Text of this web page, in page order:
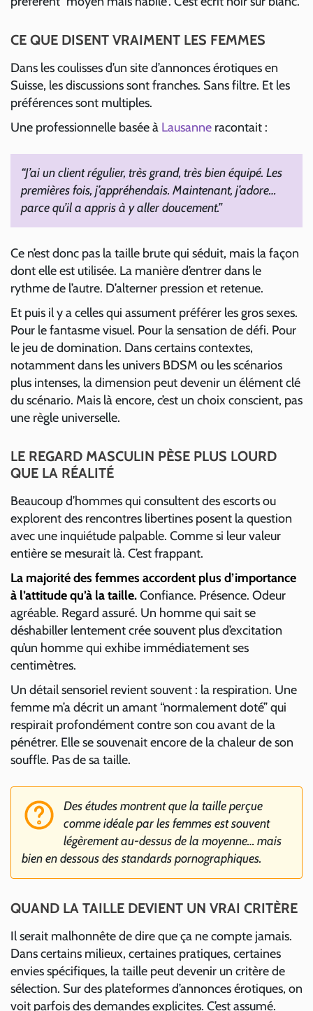
CE QUE DISENT VRAIMENT LES FEMMES
Dans les coulisses d’un site d’annonces érotiques en
Suisse, les discussions sont franches. Sans filtre. Et les
préférences sont multiples.
Une professionnelle basée à Lausanne racontait :
“J’ai un client régulier, très grand, très bien équipé. Les
premières fois, j’appréhendais. Maintenant, j’adore…
parce qu’il a appris à y aller doucement.”
Ce n’est donc pas la taille brute qui séduit, mais la façon
dont elle est utilisée. La manière d’entrer dans le
rythme de l’autre. D’alterner pression et retenue.
Et puis il y a celles qui assument préférer les gros sexes.
Pour le fantasme visuel. Pour la sensation de défi. Pour
le jeu de domination. Dans certains contextes,
notamment dans les univers BDSM ou les scénarios
plus intenses, la dimension peut devenir un élément clé
du scénario. Mais là encore, c’est un choix conscient, pas
une règle universelle.
LE REGARD MASCULIN PÈSE PLUS LOURD
QUE LA RÉALITÉ
Beaucoup d’hommes qui consultent des escorts ou
explorent des rencontres libertines posent la question
avec une inquiétude palpable. Comme si leur valeur
entière se mesurait là. C’est frappant.
La majorité des femmes accordent plus d’importance
à l’attitude qu’à la taille.Confiance. Présence. Odeur
agréable. Regard assuré. Un homme qui sait se
déshabiller lentement crée souvent plus d’excitation
qu’un homme qui exhibe immédiatement ses
centimètres.
Un détail sensoriel revient souvent : la respiration. Une
femme m’a décrit un amant “normalement doté” qui
respirait profondément contre son cou avant de la
pénétrer. Elle se souvenait encore de la chaleur de son
souffle. Pas de sa taille.
Des études montrent que la taille perçue
comme idéale par les femmes est souvent
légèrement au-dessus de la moyenne… mais
bien en dessous des standards pornographiques.
QUAND LA TAILLE DEVIENT UN VRAI CRITÈRE
Il serait malhonnête de dire que ça ne compte jamais.
Dans certains milieux, certaines pratiques, certaines
envies spécifiques, la taille peut devenir un critère de
sélection. Sur des plateformes d’annonces érotiques, on
voit parfois des demandes explicites. C’est assumé.